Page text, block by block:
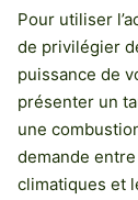
Pour utiliser
de privilégier
puissance de
présenter un
une
demande
climatiques et